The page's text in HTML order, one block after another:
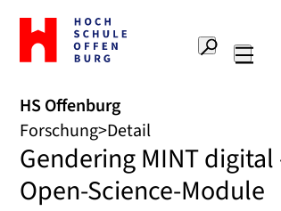
Zur
Startseite
Hochschule
Suche
HS Offenburg
Forschung Detail
Gendering MINT
Open-Science-Module